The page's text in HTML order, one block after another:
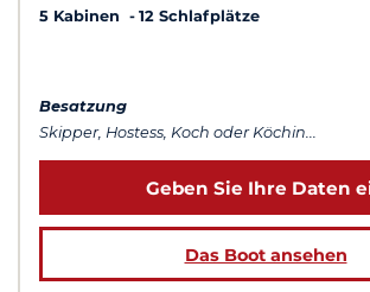
5 Kabinen
12 Schlafplätze
Besatzung
Skipper, Hostess, Koch oder Köchin...
Geben Sie Ihre Daten
Das Boot ansehen